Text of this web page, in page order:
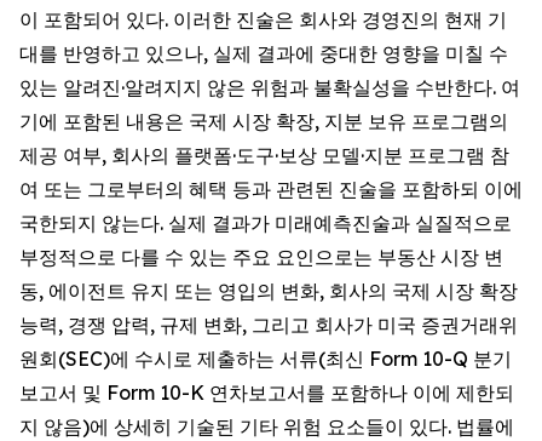
이 포함되어 있다. 이러한 진술은 회사와 경영진의 현재 기
대를 반영하고 있으나, 실제 결과에 중대한 영향을 미칠 수
있는 알려진·알려지지 않은 위험과 불확실성을 수반한다. 여
기에 포함된 내용은 국제 시장 확장, 지분 보유 프로그램의
제공 여부, 회사의 플랫폼·도구·보상 모델·지분 프로그램 참
여 또는 그로부터의 혜택 등과 관련된 진술을 포함하되 이에
국한되지 않는다. 실제 결과가 미래예측진술과 실질적으로
부정적으로 다를 수 있는 주요 요인으로는 부동산 시장 변
동, 에이전트 유지 또는 영입의 변화, 회사의 국제 시장 확장
능력, 경쟁 압력, 규제 변화, 그리고 회사가 미국 증권거래위
원회(SEC)에 수시로 제출하는 서류(최신 Form 10-Q 분기
보고서 및 Form 10-K 연차보고서를 포함하나 이에 제한되
지 않음)에 상세히 기술된 기타 위험 요소들이 있다. 법률에